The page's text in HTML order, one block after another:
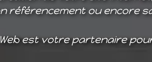
référencement ou encore
est votre partenaire